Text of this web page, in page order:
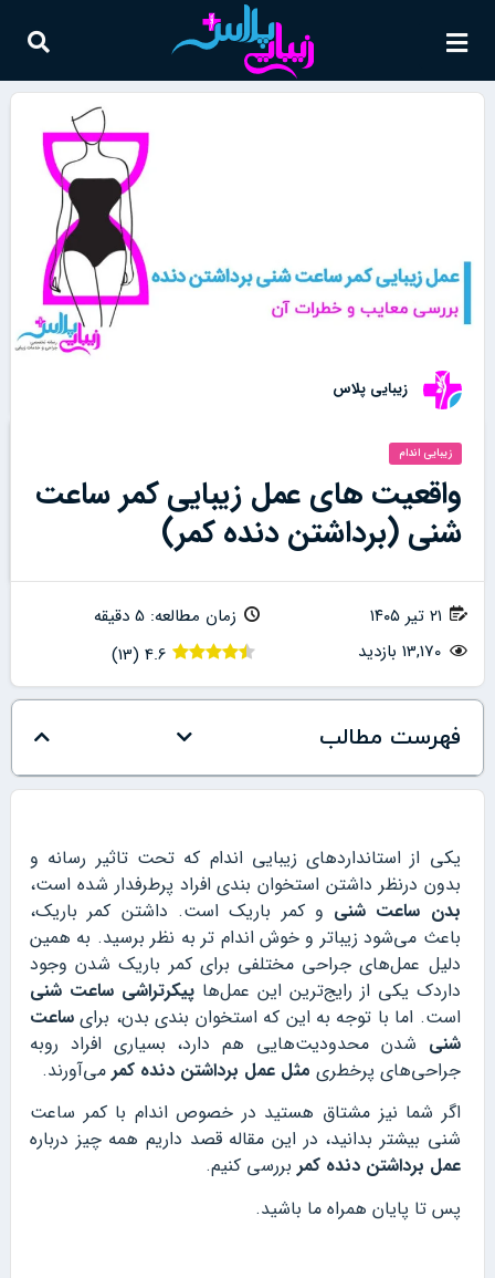
زیبایی پلاس
زیبایی اندام
واقعیت های عمل زیبایی کمر ساعت
شنی (برداشتن دنده کمر)
۲۱ تیر ۱۴۰۵
زمان مطالعه: 5 دقیقه
13,170 بازدید
4.6
(
13
)
فهرست مطالب
یکی از استانداردهای زیبایی اندام که تحت تاثیر رسانه و
بدون درنظر داشتن استخوان‌ بندی افراد پرطرفدار شده است،
بدن ساعت شنی و کمر باریک است. داشتن کمر باریک،
باعث می‌شود زیباتر و خوش اندام تر به نظر برسید. به همین
دلیل عمل‌های جراحی مختلفی برای کمر باریک شدن وجود
داردک یکی از رایج‌ترین این عمل‌هاپیکرتراشی ساعت شنی
است. اما با توجه به این که استخوان بندی بدن، برای ساعت
شنی شدن محدودیت‌هایی هم دارد، بسیاری افراد روبه
جراحی‌های پرخطری مثل عمل برداشتن دنده کمر می‌آورند.
اگر شما نیز مشتاق هستید در خصوص اندام با کمر ساعت
شنی بیشتر بدانید، در این مقاله قصد داریم همه چیز درباره
عمل برداشتن دنده کمر بررسی کنیم.
پس تا پایان همراه ما باشید.